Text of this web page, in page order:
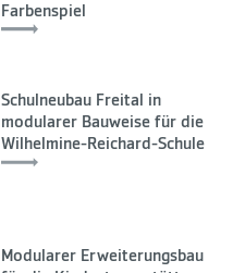
Farbenspiel
Schulneubau Freital in
modularer Bauweise für die
Wilhelmine-Reichard-Schule
Modularer Erweiterungsbau